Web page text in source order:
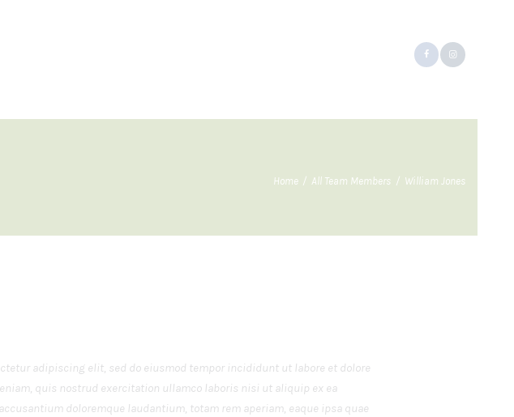
Home All Team Members William Jones
adipiscing elit, sed do eiusmod tempor incididunt ut labore et dolore
quis nostrud exercitation ullamco laboris nisi ut aliquip ex ea
doloremque laudantium, totam rem aperiam, eaque ipsa quae